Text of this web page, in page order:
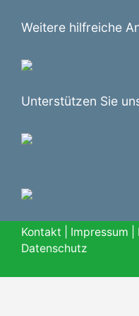
Weitere hilfreiche
Unterstützen Sie
Kontakt Impressum
Datenschutz